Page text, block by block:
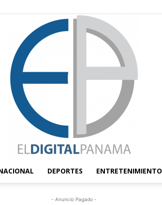
DEPORTES ENTRETENIMIENTO
- Anuncio Pagado -